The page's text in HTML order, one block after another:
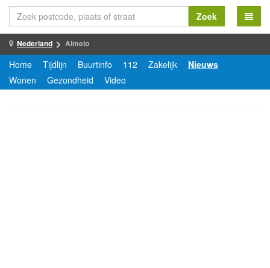
Zoek
Nederland Almelo
Home Tijdlijn Buurtinfo 112 Zakelijk
Nieuws
Wonen
Gezondheid Video